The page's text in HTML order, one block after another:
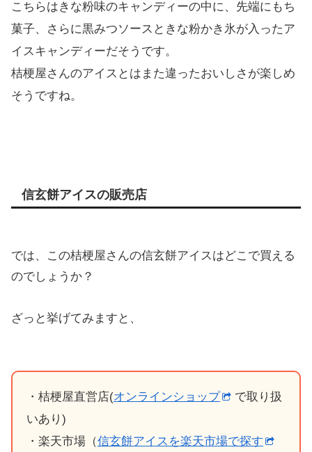
こちらはきな粉味のキャンディーの中に、先端にもち
菓子、さらに黒みつソースときな粉かき氷が入ったア
イスキャンディーだそうです。
桔梗屋さんのアイスとはまた違ったおいしさが楽しめ
そうですね。
信玄餅アイスの販売店
では、この桔梗屋さんの信玄餅アイスはどこで買える
のでしょうか？
ざっと挙げてみますと、
・桔梗屋直営店(オンラインショップ
で取り扱
いあり)
・楽天市場（信玄餅アイスを楽天市場で探す